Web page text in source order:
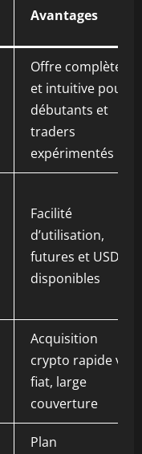
Avantages
Offre complète
et intuitive pour
débutants et
traders
expérimentés
Facilité
d’utilisation,
futures et USDC
disponibles
Acquisition
crypto rapide via
fiat, large
couverture
Plan